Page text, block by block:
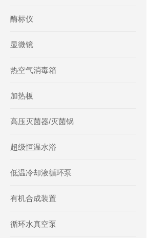
酶标仪
显微镜
热空气消毒箱
加热板
高压灭菌器/灭菌锅
超级恒温水浴
低温冷却液循环泵
有机合成装置
循环水真空泵